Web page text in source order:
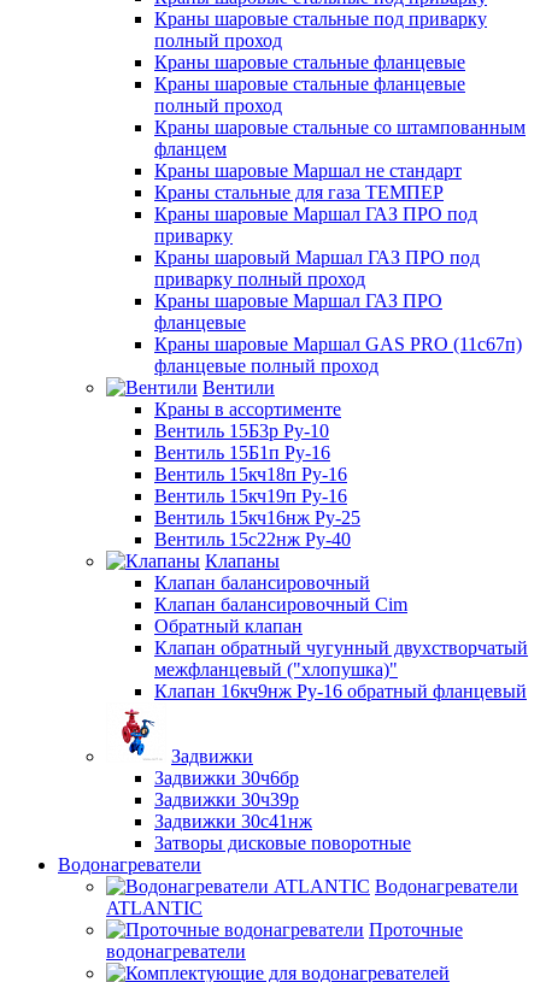
Краны шаровые стальные под приварку
полный проход
Краны шаровые стальные фланцевые
Краны шаровые стальные фланцевые
полный проход
Краны шаровые стальные со штампованным
фланцем
Краны шаровые Маршал не стандарт
Краны стальные для газа ТЕМПЕР
Краны шаровые Маршал ГАЗ ПРО под
приварку
Краны шаровый Маршал ГАЗ ПРО под
приварку полный проход
Краны шаровые Маршал ГАЗ ПРО
фланцевые
Краны шаровые Маршал GAS PRO (11с67п)
фланцевые полный проход
Вентили
Краны в ассортименте
Вентиль 15Б3р Ру-10
Вентиль 15Б1п Ру-16
Вентиль 15кч18п Ру-16
Вентиль 15кч19п Ру-16
Вентиль 15кч16нж Ру-25
Вентиль 15с22нж Ру-40
Клапаны
Клапан балансировочный
Клапан балансировочный Cim
Обратный клапан
Клапан обратный чугунный двухстворчатый
межфланцевый ("хлопушка)"
Клапан 16кч9нж Ру-16 обратный фланцевый
Задвижки
Задвижки 30ч6бр
Задвижки 30ч39р
Задвижки 30с41нж
Затворы дисковые поворотные
Водонагреватели
Водонагреватели
ATLANTIC
Проточные
водонагреватели